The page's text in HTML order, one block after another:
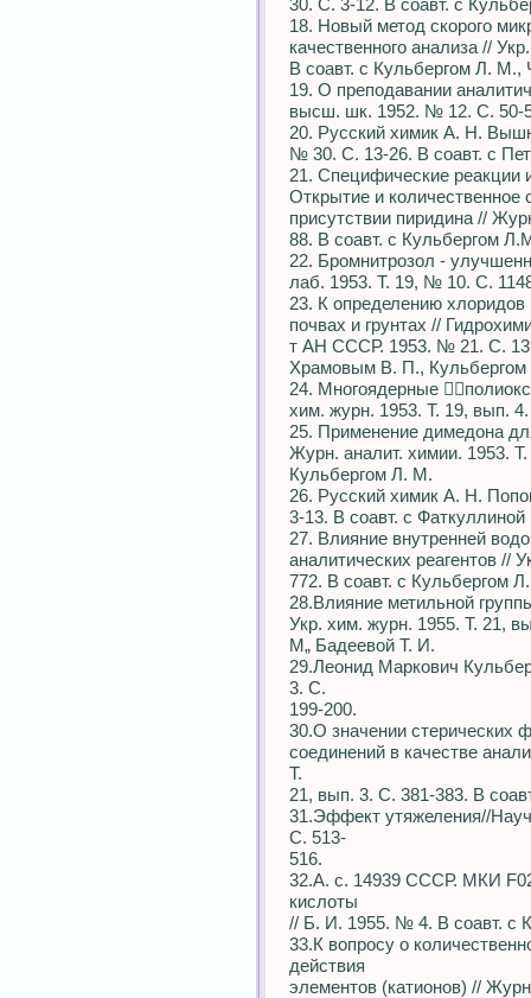
30. С. 3-12. В соавт. с
18. Новый метод скорого
качественного анализа //
В соавт. с Кульбергом Л.
19. О преподавании
высш. шк. 1952. № 12. С. 50-
20. Русский химик А. Н.
№ 30. С. 13-26. В соавт. с
21. Специфические реакции
Открытие и количественное
присутствии пиридина //
88. В соавт. с Кульбергом
22. Бромнитрозол -
лаб. 1953. Т. 19, № 10. С.
23. К определению
почвах и грунтах //
т АН СССР. 1953. № 21. С.
Храмовым В. П.,
24. Многоядерные
хим. журн. 1953. Т. 19, вып.
25. Применение димедона
Журн. аналит. химии. 1953.
Кульбергом Л. М.
26. Русский химик А. Н.
3-13. В соавт. с
27. Влияние внутренней
аналитических реагентов //
772. В соавт. с Кульбергом
28.Влияние метильной
Укр. хим. журн. 1955. Т. 21,
М„ Бадеевой Т. И.
29.Леонид Маркович
3. С.
199-200.
30.О значении стерических
соединений в качестве
Т.
21, вып. 3. С. 381-383. В
31.Эффект утяжеления//Науч
С. 513-
516.
32.А. с. 14939 СССР. МКИ
кислоты
// Б. И. 1955. № 4. В соавт. с
33.К вопросу о
действия
элементов (катионов) //